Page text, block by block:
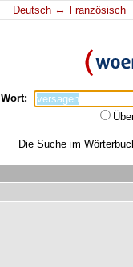
Deutsch ↔ Französisch
Wort:
Die Suche im